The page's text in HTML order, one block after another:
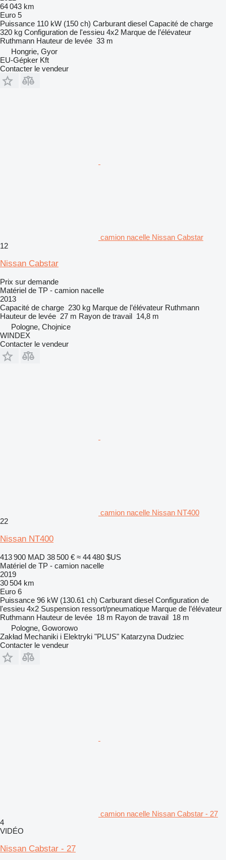
64 043 km
Euro 5
Puissance 110 kW (150 ch) Carburant diesel Capacité de charge
320 kg Configuration de l'essieu 4x2 Marque de l’élévateur
Ruthmann Hauteur de levée 33 m
Hongrie, Gyor
EU-Gépker Kft
Contacter le vendeur
camion nacelle Nissan Cabstar
12
Nissan Cabstar
Prix sur demande
Matériel de TP - camion nacelle
2013
Capacité de charge 230 kg Marque de l’élévateur Ruthmann
Hauteur de levée 27 m Rayon de travail 14,8 m
Pologne, Chojnice
WINDEX
Contacter le vendeur
camion nacelle Nissan NT400
22
Nissan NT400
413 900 MAD 38 500 € ≈ 44 480 $US
Matériel de TP - camion nacelle
2019
30 504 km
Euro 6
Puissance 96 kW (130.61 ch) Carburant diesel Configuration de
l'essieu 4x2 Suspension ressort/pneumatique Marque de l’élévateur
Ruthmann Hauteur de levée 18 m Rayon de travail 18 m
Pologne, Goworowo
Zakład Mechaniki i Elektryki "PLUS" Katarzyna Dudziec
Contacter le vendeur
camion nacelle Nissan Cabstar - 27
4
VIDÉO
Nissan Cabstar - 27